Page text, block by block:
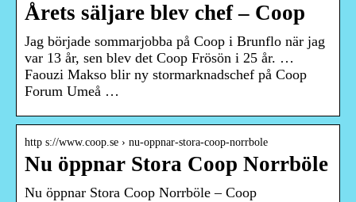
Årets säljare blev chef – Coop
Jag började sommarjobba på Coop i Brunflo när jag
var 13 år, sen blev det Coop Frösön i 25 år. …
Faouzi Makso blir ny stormarknadschef på Coop
Forum Umeå …
http s://www.coop.se › nu-oppnar-stora-coop-norrbole
Nu öppnar Stora Coop Norrböle
Nu öppnar Stora Coop Norrböle – Coop